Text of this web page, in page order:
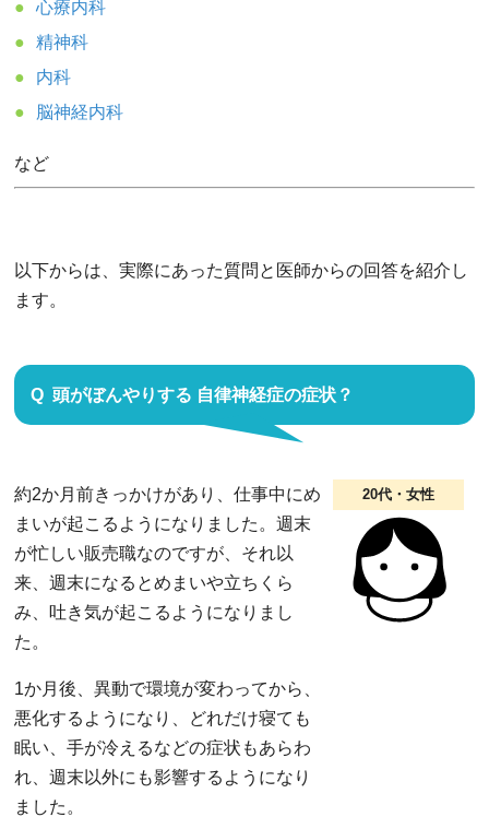
心療内科
精神科
内科
脳神経内科
など
以下からは、実際にあった質問と医師からの回答を紹介し
ます。
頭がぼんやりする 自律神経症の症状？
20代・女性
約2か月前きっかけがあり、仕事中にめ
まいが起こるようになりました。週末
が忙しい販売職なのですが、それ以
来、週末になるとめまいや立ちくら
み、吐き気が起こるようになりまし
た。
1か月後、異動で環境が変わってから、
悪化するようになり、どれだけ寝ても
眠い、手が冷えるなどの症状もあらわ
れ、週末以外にも影響するようになり
ました。